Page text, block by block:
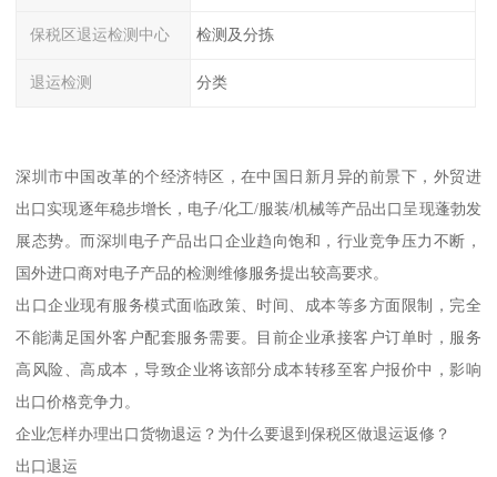
保税区退运检测中心 检测及分拣
退运检测 分类
深圳市中国改革的个经济特区，在中国日新月异的前景下，外贸进
出口实现逐年稳步增长，电子/化工/服装/机械等产品出口呈现蓬勃发
展态势。而深圳电子产品出口企业趋向饱和，行业竞争压力不断，
国外进口商对电子产品的检测维修服务提出较高要求。
出口企业现有服务模式面临政策、时间、成本等多方面限制，完全
不能满足国外客户配套服务需要。目前企业承接客户订单时，服务
高风险、高成本，导致企业将该部分成本转移至客户报价中，影响
出口价格竞争力。
企业怎样办理出口货物退运？为什么要退到保税区做退运返修？
出口退运